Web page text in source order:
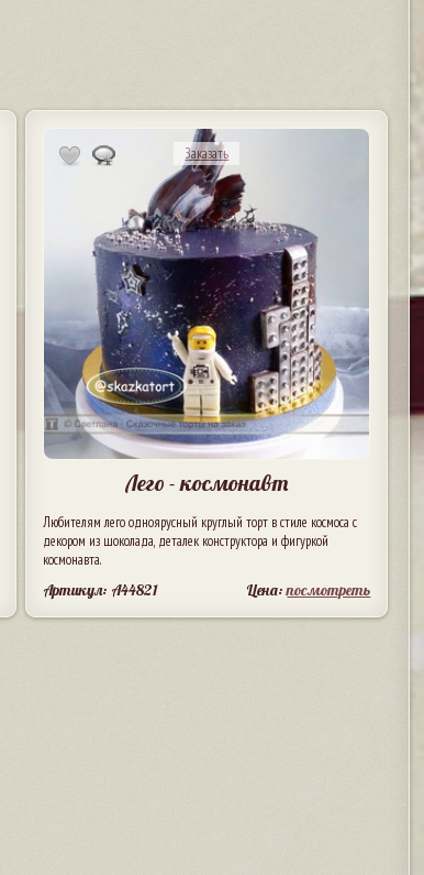
Заказать
Лего - космонавт
Любителям лего одноярусный круглый торт в стиле космоса с
декором из шоколада, деталек конструктора и фигуркой
космонавта.
Артикул: A44821 Цена:посмотреть